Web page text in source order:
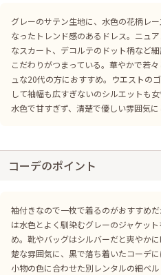
グレーのサテン生地に、水色の花柄レ
なったトレンド感のあるドレス。ニュ
なスカート、デコルテのドット柄など
こだわりがつまっている。華やかで若
ュな20代の方におすすめ。ウエストの
して袖幅も広すぎないのシルエットも
水色で甘すぎず、清楚で優しい雰囲気に
コーデのポイント
袖付きなので一枚で着るのがおすすめ
は水色とよく馴染むグレーのジャケッ
め。靴やバッグはシルバーだと爽やか
楚な雰囲気に、黒で落ち着いたコーデに
小物の色に合わせた別レンタルの細ベ